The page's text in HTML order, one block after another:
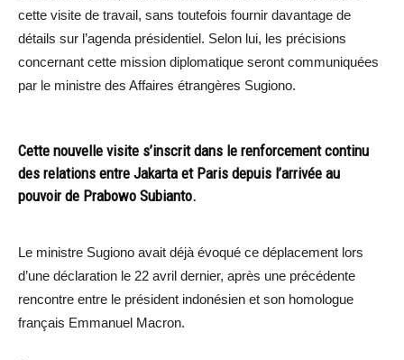
cette visite de travail, sans toutefois fournir davantage de
détails sur l’agenda présidentiel. Selon lui, les précisions
concernant cette mission diplomatique seront communiquées
par le ministre des Affaires étrangères Sugiono.
Cette nouvelle visite s’inscrit dans le renforcement continu
des relations entre Jakarta et Paris depuis l’arrivée au
pouvoir de Prabowo Subianto.
Le ministre Sugiono avait déjà évoqué ce déplacement lors
d’une déclaration le 22 avril dernier, après une précédente
rencontre entre le président indonésien et son homologue
français Emmanuel Macron.